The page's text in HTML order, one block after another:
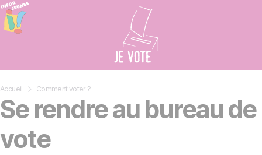
Accueil Comment voter ?
Se rendre au bureau de
vote
Panneau de gestion des cookies